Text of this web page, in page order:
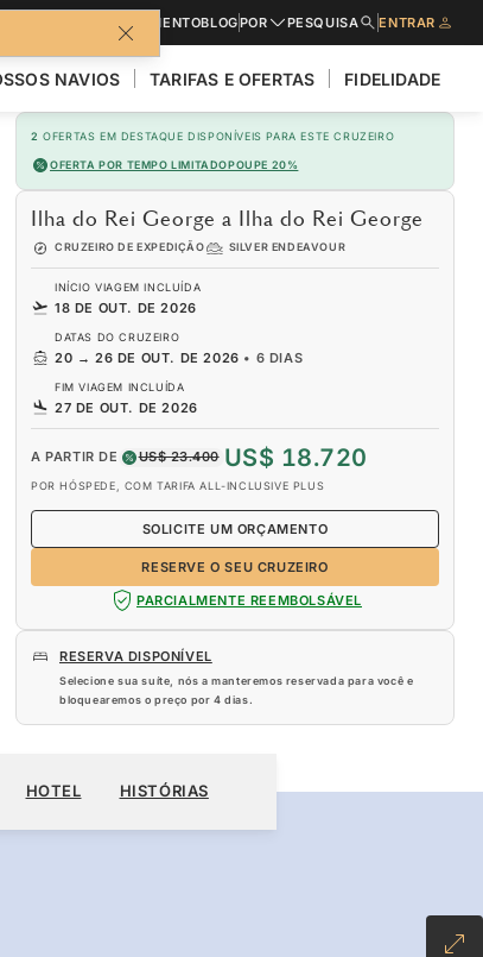
PEDIR UM ORÇAMENTOBLOGPOR PESQUISA ENTRAR
NAVIOS TARIFAS E OFERTAS FIDELIDADE
2 OFERTAS EM DESTAQUE DISPONÍVEIS PARA ESTE CRUZEIRO
OFERTA POR TEMPO LIMITADOPOUPE 20%
Ilha do Rei George a Ilha do Rei George
CRUZEIRO DE EXPEDIÇÃO SILVER ENDEAVOUR
INÍCIO VIAGEM INCLUÍDA
18 DE OUT. DE 2026
DATAS DO CRUZEIRO
20 → 26 DE OUT. DE 2026 • 6 DIAS
FIM VIAGEM INCLUÍDA
27 DE OUT. DE 2026
A PARTIR DE US$ 23.400 US$ 18.720
POR HÓSPEDE, COM TARIFA ALL-INCLUSIVE PLUS
RESERVE O SEU CRUZEIRO
SOLICITE UM ORÇAMENTO
PARCIALMENTE REEMBOLSÁVEL
RESERVA DISPONÍVEL
Selecione sua suíte, nós a manteremos reservada para você e
bloquearemos o preço por 4 dias.
RESERVE O SEU CRUZEIRO
HOTEL HISTÓRIAS